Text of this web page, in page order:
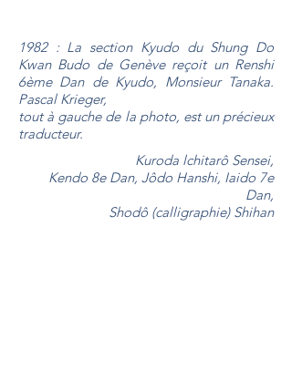
1982 : La section Kyudo du Shung Do
Kwan Budo de Genève reçoit un Renshi
6ème Dan de Kyudo, Monsieur Tanaka.
Pascal Krieger,
tout à gauche de la photo, est un précieux
traducteur.
Kuroda lchitarô Sensei,
Kendo 8e Dan, Jôdo Hanshi, Iaido 7e
Dan,
Shodô (calligraphie) Shihan